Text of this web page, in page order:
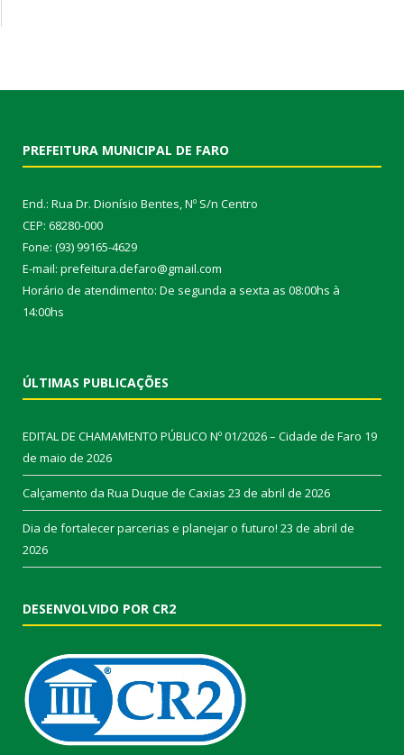
PREFEITURA MUNICIPAL DE FARO
End.: Rua Dr. Dionísio Bentes, Nº S/n Centro
CEP: 68280-000
Fone: (93) 99165-4629
E-mail: prefeitura.defaro@gmail.com
Horário de atendimento: De segunda a sexta as 08:00hs à
14:00hs
ÚLTIMAS PUBLICAÇÕES
EDITAL DE CHAMAMENTO PÚBLICO Nº 01/2026 – Cidade de Faro 19
de maio de 2026
Calçamento da Rua Duque de Caxias 23 de abril de 2026
Dia de fortalecer parcerias e planejar o futuro! 23 de abril de
2026
DESENVOLVIDO POR CR2